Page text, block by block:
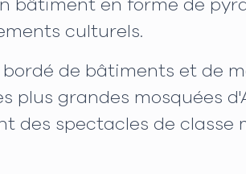
bâtiment en forme de
culturels.
de bâtiments et de
plus grandes mosquées
des spectacles de classe